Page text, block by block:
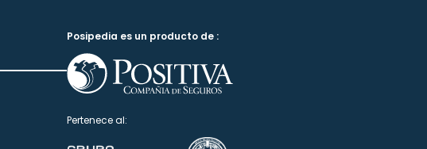
Posipedia es un producto de :
Pertenece al: